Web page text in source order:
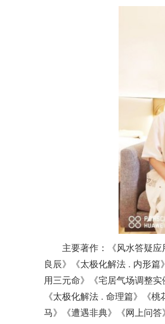
主要著作：《风水答疑
良辰》《太极化解法 . 内形
用三元命》《宅居气场调整
《太极化解法 . 命理篇》《
马》《遭遇非典》《网上问答